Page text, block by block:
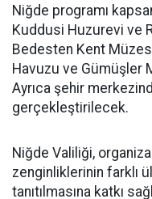
Niğde programı
Kuddusi Huzurevi ve
Bedesten Kent
Havuzu ve Gümüşler
Ayrıca şehir
gerçekleştirilecek.
Niğde Valiliği,
zenginliklerinin farklı
tanıtılmasına katkı